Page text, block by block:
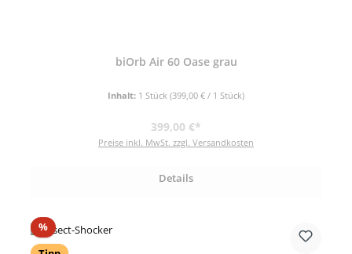
biOrb Air 60 Oase grau
Inhalt: 1 Stück (399,00 € / 1 Stück)
Regulärer Preis:
399,00 €*
Preise inkl. MwSt. zzgl. Versandkosten
Details
%Rabatt